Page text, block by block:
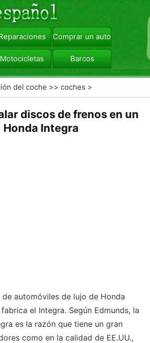
Comprar un automóvil
Motocicletas Barcos
Camiones
del coche >>coches >
discos de frenos en un
Honda Integra
automóviles de lujo de Honda
el Integra. Según Edmunds, la
es la razón que tiene un gran
como en la calidad de EE.UU.,